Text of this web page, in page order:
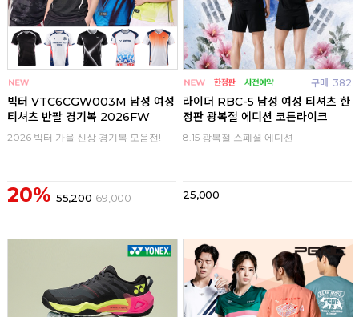
빅터 VTC6CGW003M 남성 여성
티셔츠 반팔 경기복 2026FW
2026 빅터 가을 신상 경기복 모음전!
20% 55,200 69,000
구매 382
라이더 RBC-5 남성 여성 티셔츠 한
정판 광복절 에디션 코튼라이크
8.15 광복절 스페셜 에디션
25,000